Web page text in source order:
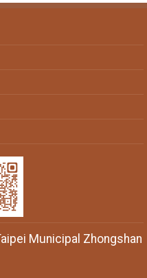
Municipal Zhongshan